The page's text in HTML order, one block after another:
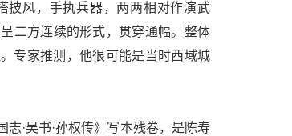
披风，手执兵器，两两相对作演武
二方连续的形式，贯穿通幅。整体
专家推测，他很可能是当时西域城
·吴书·孙权传》写本残卷，是陈寿